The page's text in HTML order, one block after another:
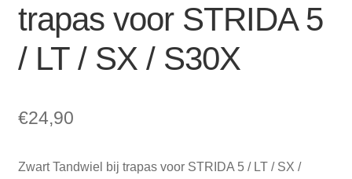
trapas voor STRIDA 5
/ LT / SX / S30X
€24,90
Zwart Tandwiel bij trapas voor STRIDA 5 / LT / SX /